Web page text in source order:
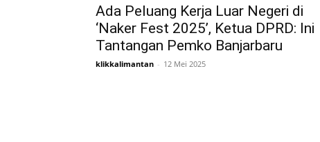
Ada Peluang Kerja Luar Negeri di
‘Naker Fest 2025’, Ketua DPRD: Ini
Tantangan Pemko Banjarbaru
klikkalimantan - 12 Mei 2025